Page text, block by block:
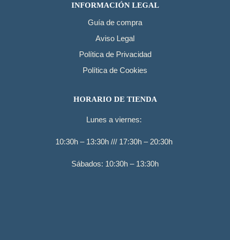
INFORMACIÓN LEGAL
Guía de compra
Aviso Legal
Política de Privacidad
Política de Cookies
HORARIO DE TIENDA
Lunes a viernes:
10:30h – 13:30h /// 17:30h – 20:30h
Sábados: 10:30h – 13:30h